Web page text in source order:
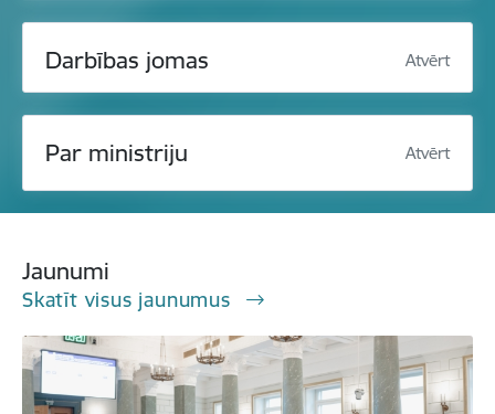
Darbības jomas Atvērt
Par ministriju Atvērt
Jaunumi
Skatīt visus jaunumus